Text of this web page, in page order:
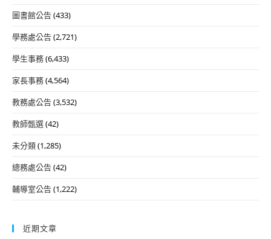
圖書館公告(433)
學務處公告(2,721)
學生事務(6,433)
家長事務(4,564)
教務處公告(3,532)
教師甄選(42)
未分類(1,285)
總務處公告(42)
輔導室公告(1,222)
近期文章